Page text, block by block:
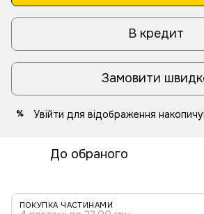
В кредит
Замовити
% Увійти для відображення
До обраного
ПОКУПКА ЧАСТИНАМИ